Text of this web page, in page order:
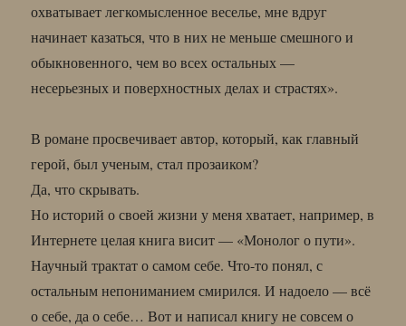
охватывает легкомысленное веселье, мне вдруг
начинает казаться, что в них не меньше смешного и
обыкновенного, чем во всех остальных —
несерьезных и поверхностных делах и страстях».
В романе просвечивает автор, который, как главный
герой, был ученым, стал прозаиком?
Да, что скрывать.
Но историй о своей жизни у меня хватает, например, в
Интернете целая книга висит — «Монолог о пути».
Научный трактат о самом себе. Что-то понял, с
остальным непониманием смирился. И надоело — всё
о себе, да о себе… Вот и написал книгу не совсем о